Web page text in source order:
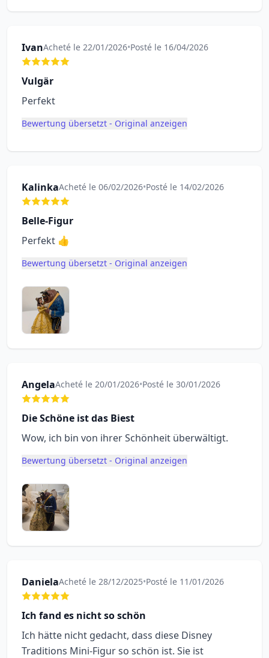
IvanAcheté le 22/01/2026•Posté le 16/04/2026
Vulgär
Perfekt
Bewertung übersetzt - Original anzeigen
KalinkaAcheté le 06/02/2026•Posté le 14/02/2026
Belle-Figur
Perfekt 👍
Bewertung übersetzt - Original anzeigen
AngelaAcheté le 20/01/2026•Posté le 30/01/2026
Die Schöne ist das Biest
Wow, ich bin von ihrer Schönheit überwältigt.
Bewertung übersetzt - Original anzeigen
DanielaAcheté le 28/12/2025•Posté le 11/01/2026
Ich fand es nicht so schön
Ich hätte nicht gedacht, dass diese Disney
Traditions Mini-Figur so schön ist. Sie ist